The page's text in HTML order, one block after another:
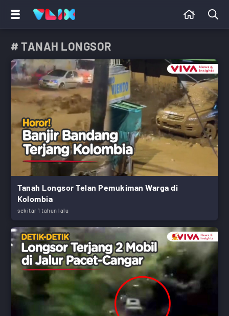
# TANAH LONGSOR
Tanah Longsor Telan Pemukiman Warga di
Kolombia
sekitar 1 tahun lalu